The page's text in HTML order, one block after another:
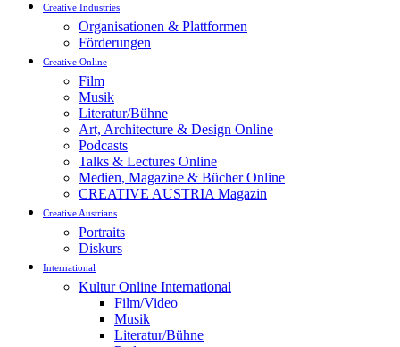
Creative Industries
Organisationen & Plattformen
Förderungen
Creative Online
Film
Musik
Literatur/Bühne
Art, Architecture & Design Online
Podcasts
Talks & Lectures Online
Medien, Magazine & Bücher Online
CREATIVE AUSTRIA Magazin
Creative Austrians
Portraits
Diskurs
International
Kultur Online International
Film/Video
Musik
Literatur/Bühne